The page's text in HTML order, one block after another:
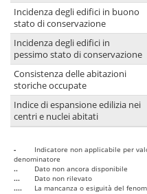
Incidenza degli edifici in buono
stato di conservazione
Incidenza degli edifici in
pessimo stato di conservazione
Consistenza delle abitazioni
storiche occupate
Indice di espansione edilizia nei
centri e nuclei abitati
-
Indicatore non applicabile per
denominatore
..
Dato non ancora disponibile
...
Dato non rilevato
....
La mancanza o esiguità del